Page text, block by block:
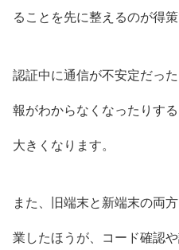
ることを先に整えるのが得策
認証中に通信が不安定だっ
報がわからなくなったりす
大きくなります。
また、旧端末と新端末の両
業したほうが、コード確認